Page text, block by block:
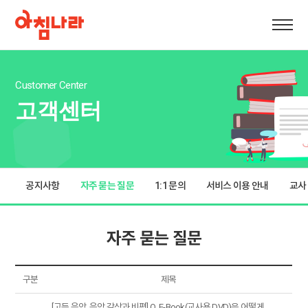
Customer Center
고객센터
공지사항 자주 묻는 질문 1:1 문의 서비스 이용 안내 교사
자주 묻는 질문
구분 제목